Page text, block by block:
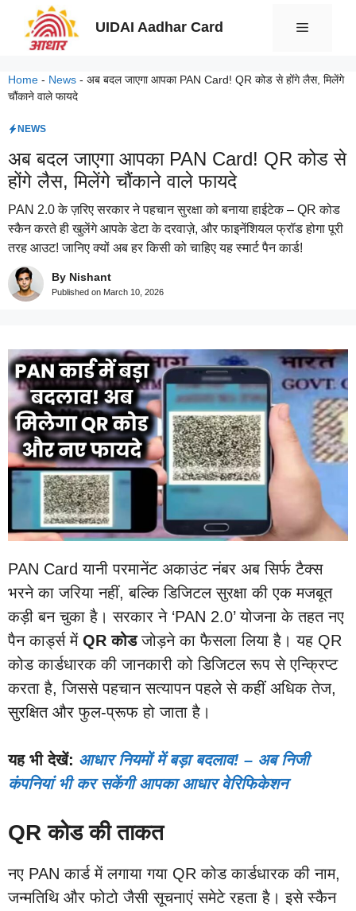
UIDAI Aadhar Card Menu
Home - News - अब बदल जाएगा आपका PAN Card! QR कोड से होंगे लैस, मिलेंगे
चौंकाने वाले फायदे
NEWS
अब बदल जाएगा आपका PAN Card! QR कोड से
होंगे लैस, मिलेंगे चौंकाने वाले फायदे
PAN 2.0 के ज़रिए सरकार ने पहचान सुरक्षा को बनाया हाईटेक – QR कोड
स्कैन करते ही खुलेंगे आपके डेटा के दरवाज़े, और फाइनेंशियल फ्रॉड होगा पूरी
तरह आउट! जानिए क्यों अब हर किसी को चाहिए यह स्मार्ट पैन कार्ड!
By Nishant
Published on March 10, 2026
PAN Card यानी परमानेंट अकाउंट नंबर अब सिर्फ टैक्स
भरने का जरिया नहीं, बल्कि डिजिटल सुरक्षा की एक मजबूत
कड़ी बन चुका है। सरकार ने ‘PAN 2.0’ योजना के तहत नए
पैन कार्ड्स में QR कोडजोड़ने का फैसला लिया है। यह QR
कोड कार्डधारक की जानकारी को डिजिटल रूप से एन्क्रिप्ट
करता है, जिससे पहचान सत्यापन पहले से कहीं अधिक तेज,
सुरक्षित और फुल-प्रूफ हो जाता है।
यह भी देखें: आधार नियमों में बड़ा बदलाव! – अब निजी
कंपनियां भी कर सकेंगी आपका आधार वेरिफिकेशन
QR कोड की ताकत
नए PAN कार्ड में लगाया गया QR कोड कार्डधारक की नाम,
जन्मतिथि और फोटो जैसी सूचनाएं समेटे रहता है। इसे स्कैन